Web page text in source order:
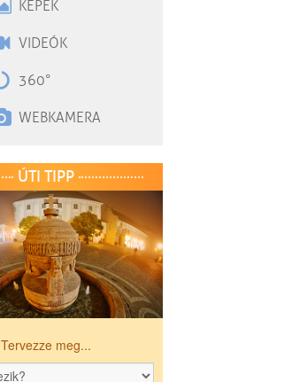
KÉPEK
VIDEÓK
360°
WEBKAMERA
ÚTI TIPP
Tervezze meg...